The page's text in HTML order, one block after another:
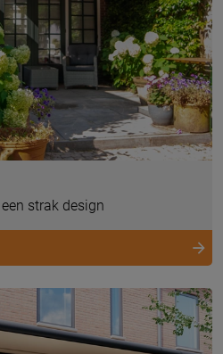
strak design